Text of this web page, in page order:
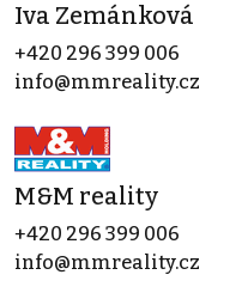
Iva Zemánková
+420 296 399 006
info@mmreality.cz
M&M reality
+420 296 399 006
info@mmreality.cz